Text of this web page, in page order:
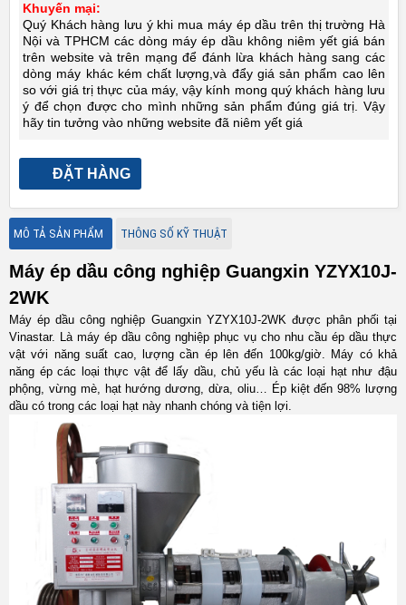
Khuyến mại:
Quý Khách hàng lưu ý khi mua máy ép dầu trên thị trường Hà
Nội và TPHCM các dòng máy ép dầu không niêm yết giá bán
trên website và trên mạng để đánh lừa khách hàng sang các
dòng máy khác kém chất lượng,và đẩy giá sản phẩm cao lên
so với giá trị thực của máy, vậy kính mong quý khách hàng lưu
ý để chọn được cho mình những sản phẩm đúng giá trị. Vậy
hãy tin tưởng vào những website đã niêm yết giá
ĐẶT HÀNG
MÔ TẢ SẢN PHẨM THÔNG SỐ KỸ THUẬT
Máy ép dầu công nghiệp Guangxin YZYX10J-
2WK
Máy ép dầu công nghiệp Guangxin YZYX10J-2WK được phân phối tại
Vinastar. Là máy ép dầu công nghiệp phục vụ cho nhu cầu ép dầu thực
vật với năng suất cao, lượng cần ép lên đến 100kg/giờ. Máy có khả
năng ép các loại thực vật để lấy dầu, chủ yếu là các loại hạt như đậu
phộng, vừng mè, hạt hướng dương, dừa, oliu… Ép kiệt đến 98% lượng
dầu có trong các loại hạt này nhanh chóng và tiện lợi.